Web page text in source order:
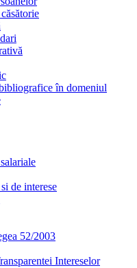
în domeniul
de interese
52/2003
Intereselor